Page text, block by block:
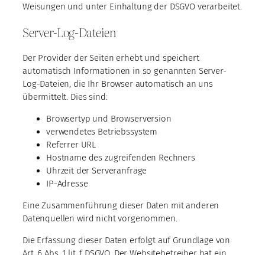
Weisungen und unter Einhaltung der DSGVO verarbeitet.
Server-Log-Dateien
Der Provider der Seiten erhebt und speichert
automatisch Informationen in so genannten Server-
Log-Dateien, die Ihr Browser automatisch an uns
übermittelt. Dies sind:
Browsertyp und Browserversion
verwendetes Betriebssystem
Referrer URL
Hostname des zugreifenden Rechners
Uhrzeit der Serveranfrage
IP-Adresse
Eine Zusammenführung dieser Daten mit anderen
Datenquellen wird nicht vorgenommen.
Die Erfassung dieser Daten erfolgt auf Grundlage von